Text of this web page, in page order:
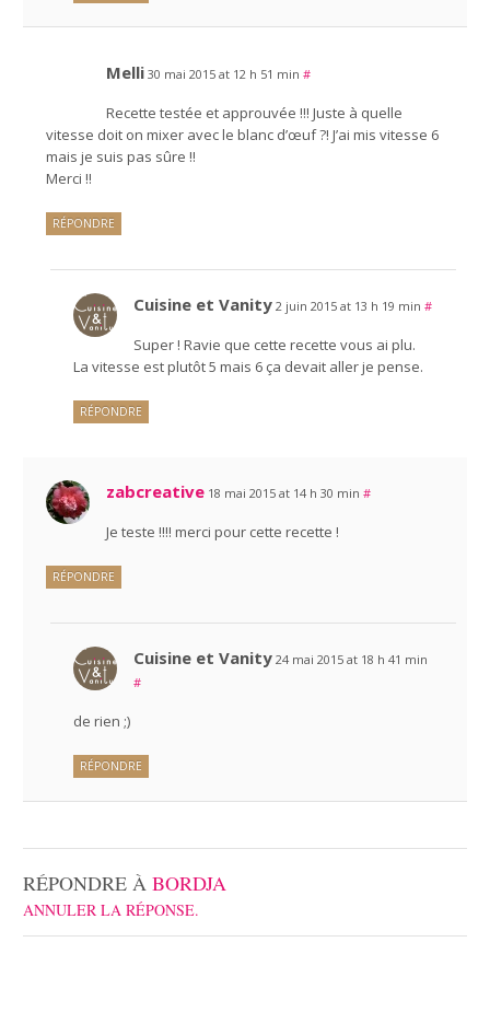
Melli 30 mai 2015 at 12 h 51 min #
Recette testée et approuvée !!! Juste à quelle
vitesse doit on mixer avec le blanc d’œuf ?! J’ai mis vitesse 6
mais je suis pas sûre !!
Merci !!
RÉPONDRE
Cuisine et Vanity 2 juin 2015 at 13 h 19 min #
Super ! Ravie que cette recette vous ai plu.
La vitesse est plutôt 5 mais 6 ça devait aller je pense.
RÉPONDRE
zabcreative 18 mai 2015 at 14 h 30 min #
Je teste !!!! merci pour cette recette !
RÉPONDRE
Cuisine et Vanity 24 mai 2015 at 18 h 41 min
#
de rien ;)
RÉPONDRE
RÉPONDRE ÀBORDJA
ANNULER LA RÉPONSE.